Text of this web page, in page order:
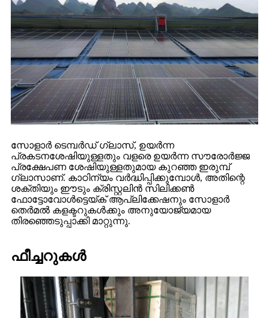
സോളാർ ടെമ്പർഡ് ഗ്ലാസ്, ഉയർന്ന
പ്രകടനശേഷിയുള്ളതും വളരെ ഉയർന്ന സൗരോർജ്ജ
പ്രക്ഷേപണ ശേഷിയുള്ളതുമായ കുറഞ്ഞ ഇരുമ്പ്
ഗ്ലാസാണ്. കാഠിന്യം വർദ്ധിപ്പിക്കുമ്പോൾ, അതിന്റെ
ശക്തിയും ഈടും ക്രിസ്റ്റലിൻ സിലിക്കൺ
ഫോട്ടോവോൾട്ടെയ്ക് ആപ്ലിക്കേഷനും സോളാർ
തെർമൽ കളക്ടറുകൾക്കും അനുയോജ്യമായ
തിരഞ്ഞെടുപ്പാക്കി മാറ്റുന്നു.
ഫീച്ചറുകൾ